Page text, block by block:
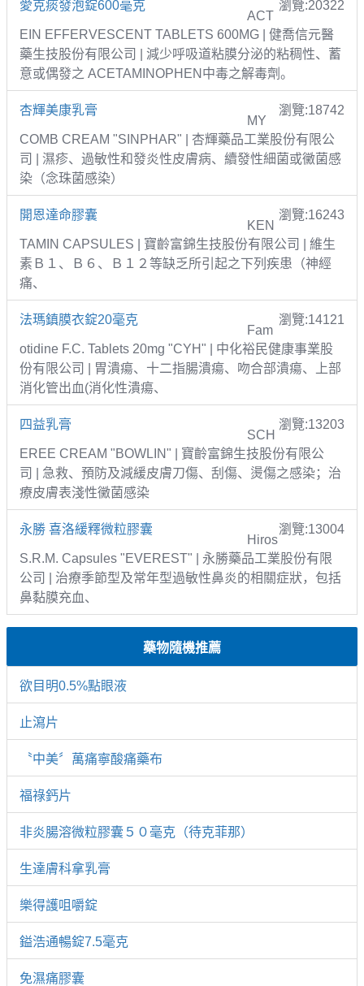
愛克痰發泡錠600毫克 瀏覽:20322
ACT
EIN EFFERVESCENT TABLETS 600MG | 健喬信元醫
藥生技股份有限公司 | 減少呼吸道粘膜分泌的粘稠性、蓄
意或偶發之 ACETAMINOPHEN中毒之解毒劑。
杏輝美康乳膏 瀏覽:18742
MY
COMB CREAM "SINPHAR" | 杏輝藥品工業股份有限公
司 | 濕疹、過敏性和發炎性皮膚病、續發性細菌或黴菌感
染（念珠菌感染）
開恩達命膠囊 瀏覽:16243
KEN
TAMIN CAPSULES | 寶齡富錦生技股份有限公司 | 維生
素Ｂ１、Ｂ６、Ｂ１２等缺乏所引起之下列疾患（神經
痛、
法瑪鎮膜衣錠20毫克 瀏覽:14121
Fam
otidine F.C. Tablets 20mg "CYH" | 中化裕民健康事業股
份有限公司 | 胃潰瘍、十二指腸潰瘍、吻合部潰瘍、上部
消化管出血(消化性潰瘍、
四益乳膏 瀏覽:13203
SCH
EREE CREAM "BOWLIN" | 寶齡富錦生技股份有限公
司 | 急救、預防及減緩皮膚刀傷、刮傷、燙傷之感染；治
療皮膚表淺性黴菌感染
永勝 喜洛緩釋微粒膠囊 瀏覽:13004
Hiros
S.R.M. Capsules "EVEREST" | 永勝藥品工業股份有限
公司 | 治療季節型及常年型過敏性鼻炎的相關症狀，包括
鼻黏膜充血、
藥物隨機推薦
欲目明0.5%點眼液
止瀉片
〝中美〞萬痛寧酸痛藥布
福祿鈣片
非炎腸溶微粒膠囊５０毫克（待克菲那）
生達膚科拿乳膏
樂得護咀嚼錠
鎰浩通暢錠7.5毫克
免濕痛膠囊